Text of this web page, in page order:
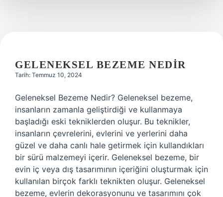
GELENEKSEL BEZEME NEDIR
Tarih: Temmuz 10, 2024
Geleneksel Bezeme Nedir? Geleneksel bezeme,
insanların zamanla geliştirdiği ve kullanmaya
başladığı eski tekniklerden oluşur. Bu teknikler,
insanların çevrelerini, evlerini ve yerlerini daha
güzel ve daha canlı hale getirmek için kullandıkları
bir sürü malzemeyi içerir. Geleneksel bezeme, bir
evin iç veya dış tasarımının içeriğini oluşturmak için
kullanılan birçok farklı teknikten oluşur. Geleneksel
bezeme, evlerin dekorasyonunu ve tasarımını çok